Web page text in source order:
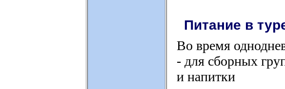
Питание в
Во время
- для сборных
и напитки